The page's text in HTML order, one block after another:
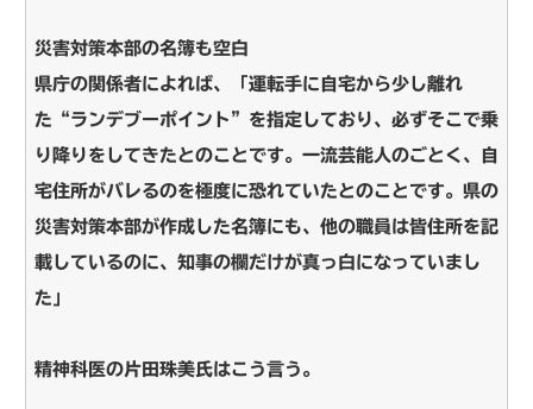
災害対策本部の名簿も空白
県庁の関係者によれば、「運転手に自宅から少し離れ
た“ランデブーポイント”を指定しており、必ずそこで乗
り降りをしてきたとのことです。一流芸能人のごとく、自
宅住所がバレるのを極度に恐れていたとのことです。県の
災害対策本部が作成した名簿にも、他の職員は皆住所を記
載しているのに、知事の欄だけが真っ白になっていまし
た」
精神科医の片田珠美氏はこう言う。